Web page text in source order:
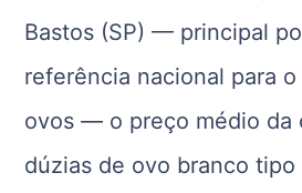
Bastos (SP) — principal
referência nacional para
ovos — o preço médio da
dúzias de ovo branco tipo